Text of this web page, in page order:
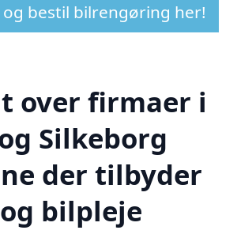
bestil bilrengøring her!
over firmaer i
Silkeborg
der tilbyder
bilpleje